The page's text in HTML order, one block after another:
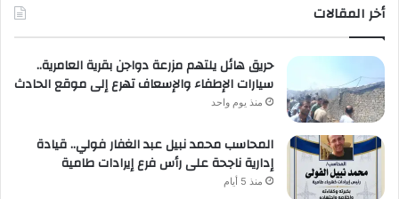
أخر المقالات
حريق هائل يلتهم مزرعة دواجن بقرية العامرية..
سيارات الإطفاء والإسعاف تهرع إلى موقع الحادث
منذ يوم واحد
المحاسب محمد نبيل عبد الغفار فولي.. قيادة
إدارية ناجحة على رأس فرع إيرادات طامية
منذ 5 أيام